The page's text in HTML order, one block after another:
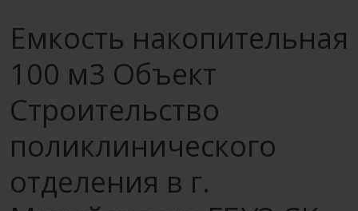
Емкость накопительная
100 м3 Объект
Строительство
поликлинического
отделения в г.